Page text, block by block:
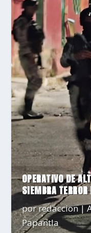
OPERATIVO DE
SIEMBRA
porredaccion|
Papantla